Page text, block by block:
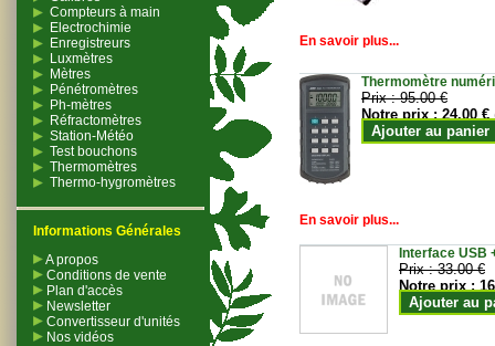
Compteurs à main
Electrochimie
Enregistreurs
Luxmètres
Mètres
Pénétromètres
Ph-mètres
Réfractomètres
Station-Météo
Test bouchons
Thermomètres
Thermo-hygromètres
Informations Générales
A propos
Conditions de vente
Plan d'accès
Newsletter
Convertisseur d'unités
Nos vidéos
En savoir plus...
Thermomètre
Prix :95.00 €
Notre prix :24.00 €
Ajouter au panier
En savoir plus...
Interface USB
Prix :33.00 €
Notre prix :
Ajouter au